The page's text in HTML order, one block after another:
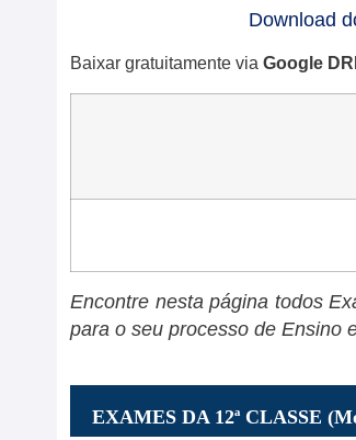
Download
Baixar gratuitamente via Google
Encontre nesta página todos
para o seu processo de Ensino
EXAMES DA 12ª CLASSE